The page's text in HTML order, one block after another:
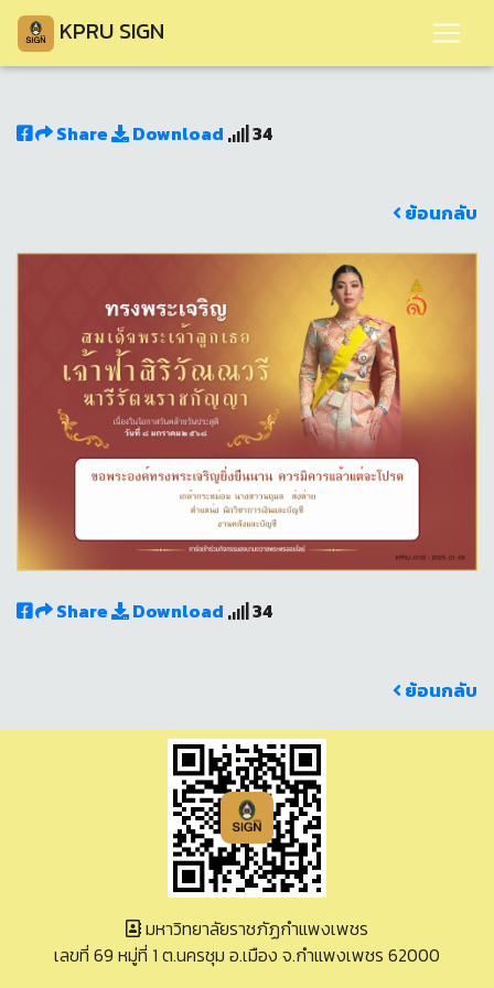
KPRU SIGN
Share Download 34
ย้อนกลับ
Share Download 34
ย้อนกลับ
มหาวิทยาลัยราชภัฏกำแพงเพชร
เลขที่ 69 หมู่ที่ 1 ต.นครชุม อ.เมือง จ.กำแพงเพชร 62000